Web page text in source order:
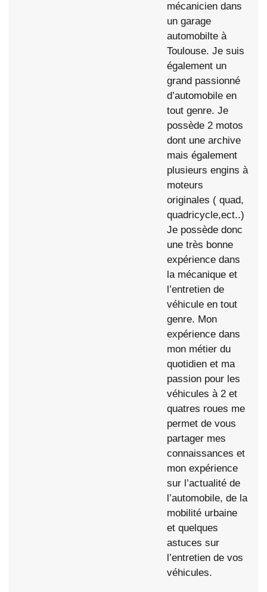
mécanicien dans
un garage
automobilte à
Toulouse. Je suis
également un
grand passionné
d’automobile en
tout genre. Je
possède 2 motos
dont une archive
mais également
plusieurs engins à
moteurs
originales ( quad,
quadricycle,ect..)
Je possède donc
une très bonne
expérience dans
la mécanique et
l’entretien de
véhicule en tout
genre. Mon
expérience dans
mon métier du
quotidien et ma
passion pour les
véhicules à 2 et
quatres roues me
permet de vous
partager mes
connaissances et
mon expérience
sur l’actualité de
l’automobile, de la
mobilité urbaine
et quelques
astuces sur
l’entretien de vos
véhicules.